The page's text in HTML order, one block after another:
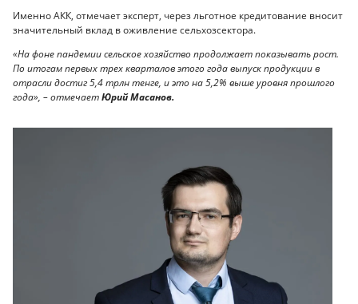
Именно АКК, отмечает эксперт, через льготное кредитование вносит
значительный вклад в оживление сельхозсектора.
«На фоне пандемии сельское хозяйство продолжает показывать рост.
По итогам первых трех кварталов этого года выпуск продукции в
отрасли достиг 5,4 трлн тенге, и это на 5,2% выше уровня прошлого
года», – отмечаетЮрий Масанов.